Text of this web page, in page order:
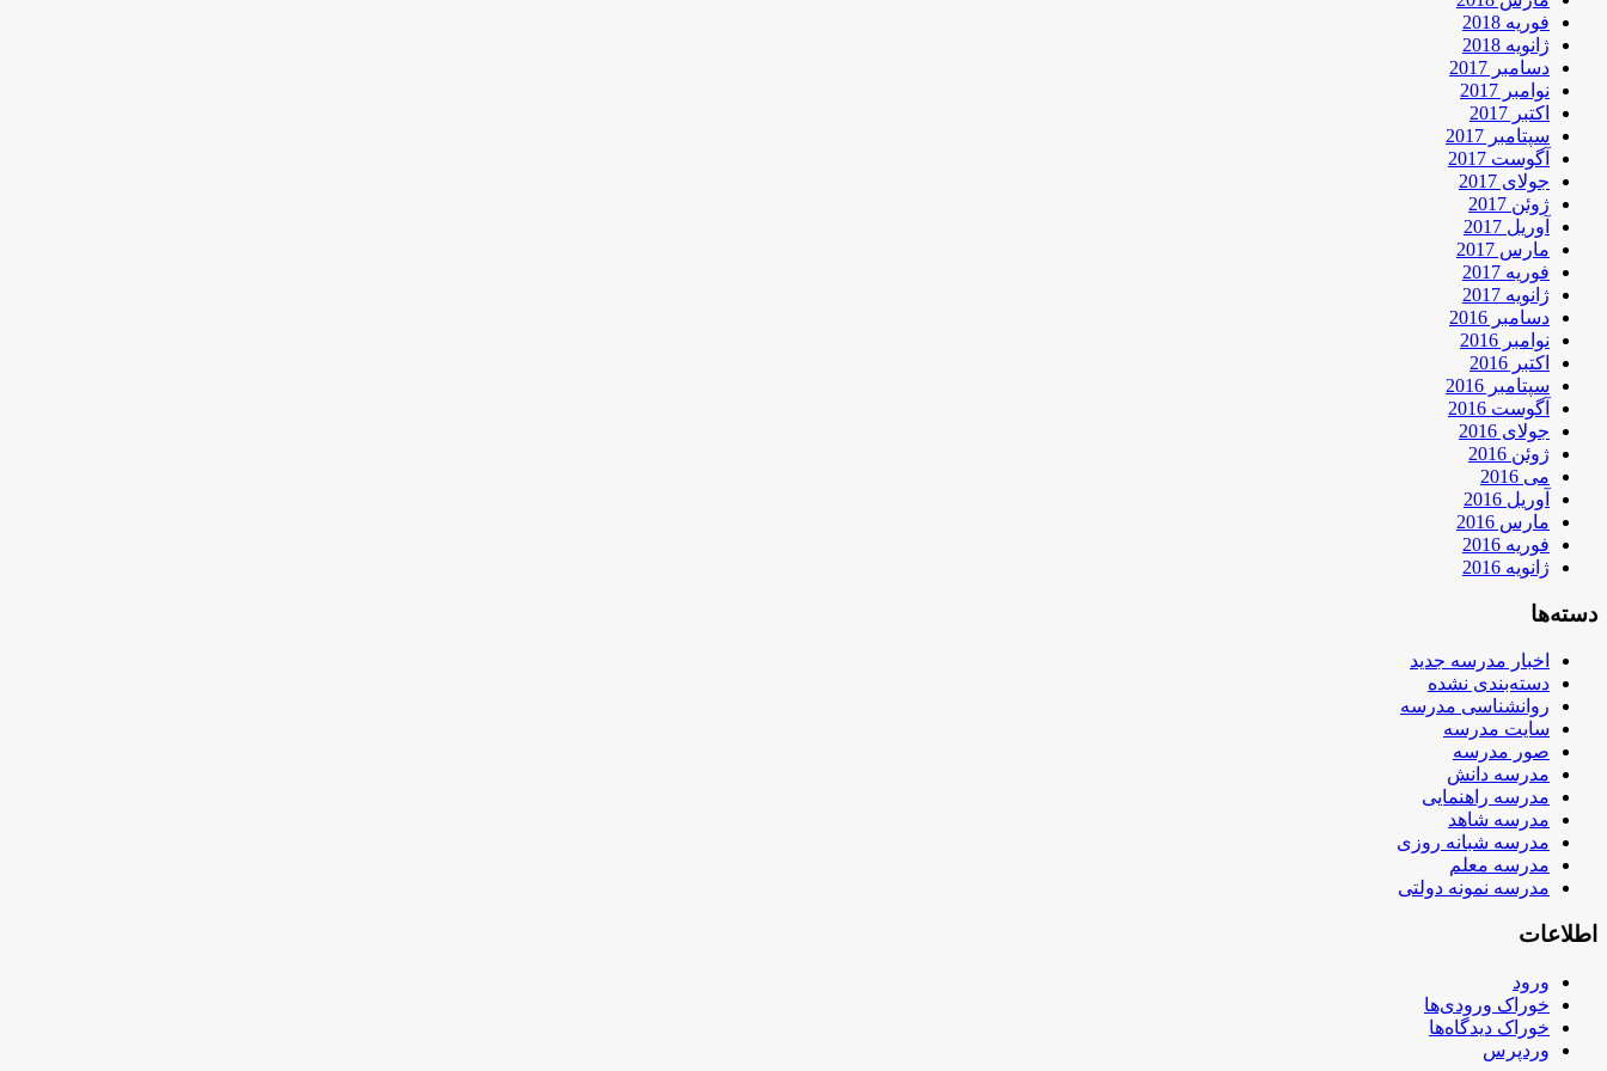
فوریه 2018
ژانویه 2018
دسامبر 2017
نوامبر 2017
اکتبر 2017
سپتامبر 2017
آگوست 2017
جولای 2017
ژوئن 2017
آوریل 2017
مارس 2017
فوریه 2017
ژانویه 2017
دسامبر 2016
نوامبر 2016
اکتبر 2016
سپتامبر 2016
آگوست 2016
جولای 2016
ژوئن 2016
می 2016
آوریل 2016
مارس 2016
فوریه 2016
ژانویه 2016
دسته‌ها
اخبار مدرسه جدید
دسته‌بندی نشده
روانشناسی مدرسه
سایت مدرسه
صور مدرسه
مدرسه دانش
مدرسه راهنمایی
مدرسه شاهد
مدرسه شبانه روزی
مدرسه معلم
مدرسه نمونه دولتی
اطلاعات
ورود
خوراک ورودی‌ها
خوراک دیدگاه‌ها
وردپرس